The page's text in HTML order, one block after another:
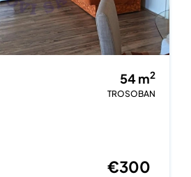
54m2
TROSOBAN
€300